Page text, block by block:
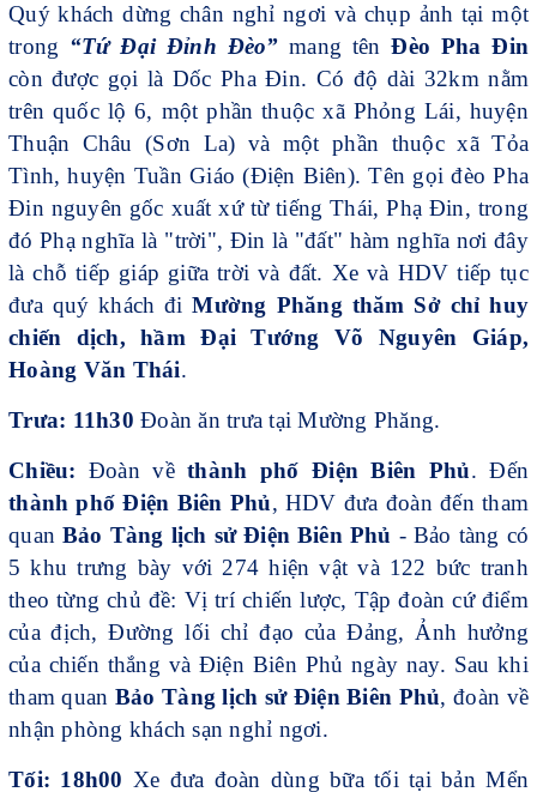
Quý khách dừng chân nghỉ ngơi và chụp ảnh tại một
trong “Tứ Đại Đỉnh Đèo”mang tênĐèo Pha Đin
còn được gọi là Dốc Pha Đin. Có độ dài 32km nằm
trên quốc lộ 6, một phần thuộc xã Phỏng Lái, huyện
Thuận Châu (Sơn La) và một phần thuộc xã Tỏa
Tình, huyện Tuần Giáo (Điện Biên). Tên gọi đèo Pha
Đin nguyên gốc xuất xứ từ tiếng Thái, Phạ Đin, trong
đó Phạ nghĩa là "trời", Đin là "đất" hàm nghĩa nơi đây
là chỗ tiếp giáp giữa trời và đất. Xe và HDV tiếp tục
đưa quý khách điMường Phăng thăm Sở chỉ huy
chiến dịch, hầm Đại Tướng Võ Nguyên Giáp,
Hoàng Văn Thái.
Trưa: 11h30 Đoàn ăn trưa tại Mường Phăng.
Chiều: Đoàn vềthành phố Điện Biên Phủ. Đến
thành phố Điện Biên Phủ, HDV đưa đoàn đến tham
quan Bảo Tàng lịch sử Điện Biên Phủ - Bảo tàng có
5 khu trưng bày với 274 hiện vật và 122 bức tranh
theo từng chủ đề: Vị trí chiến lược, Tập đoàn cứ điểm
của địch, Đường lối chỉ đạo của Đảng, Ảnh hưởng
của chiến thắng và Điện Biên Phủ ngày nay. Sau khi
tham quan Bảo Tàng lịch sử Điện Biên Phủ, đoàn về
nhận phòng khách sạn nghỉ ngơi.
Tối: 18h00 Xe đưa đoàn dùng bữa tối tại bản Mển